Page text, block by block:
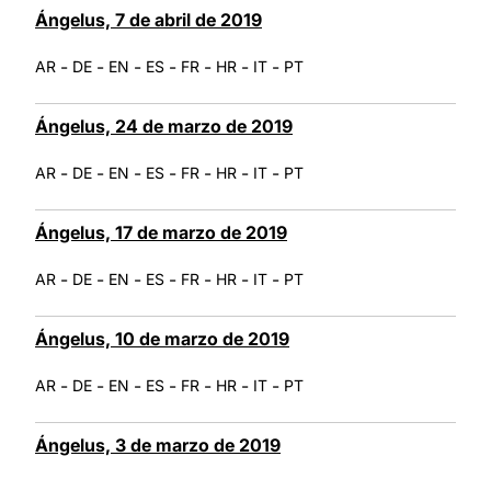
Ángelus, 7 de abril de 2019
AR - DE - EN - ES - FR - HR - IT - PT
Ángelus, 24 de marzo de 2019
AR - DE - EN - ES - FR - HR - IT - PT
Ángelus, 17 de marzo de 2019
AR - DE - EN - ES - FR - HR - IT - PT
Ángelus, 10 de marzo de 2019
AR - DE - EN - ES - FR - HR - IT - PT
Ángelus, 3 de marzo de 2019